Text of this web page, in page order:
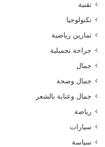
تقنية
تكنولوجيا
تمارين رياضية
جراحة تجميلية
جمال
جمال وصحة
جمال وعناية بالشعر
رياضة
سيارات
سياسة